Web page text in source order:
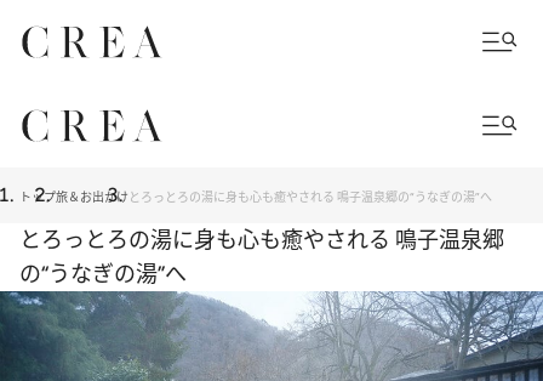
トップ旅＆お出かけ とろっとろの湯に身も心も癒やされる 鳴子温泉郷の“うなぎの湯”へ
とろっとろの湯に身も心も癒やされる 鳴子温泉郷
の“うなぎの湯”へ